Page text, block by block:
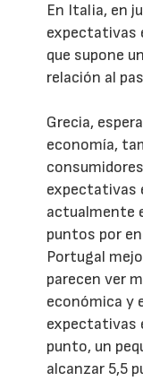
En Italia, en
expectativas
que supone
relación al
Grecia,
economía,
expectativas
actualmente
puntos por
Portugal
parecen ver
económica y
expectativas
punto, un
alcanzar 5,5